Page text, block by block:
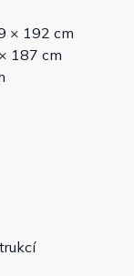
× 192 cm
187 cm